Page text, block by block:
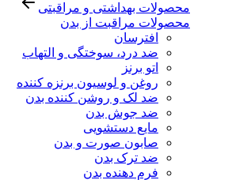
محصولات بهداشتی و مراقبتی
محصولات مراقبت از بدن
افترسان
ضد درد، سوختگی و التهاب
اتو برنز
روغن و لوسیون برنزه کننده
ضد لک و روشن کننده بدن
ضد جوش بدن
مایع دستشویی
صابون صورت و بدن
ضد ترک بدن
فرم دهنده بدن